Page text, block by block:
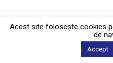
Politica de
2026
Acest site foloseşte cookies
de
Accept